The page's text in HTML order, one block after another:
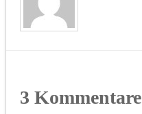
3 Kommentare